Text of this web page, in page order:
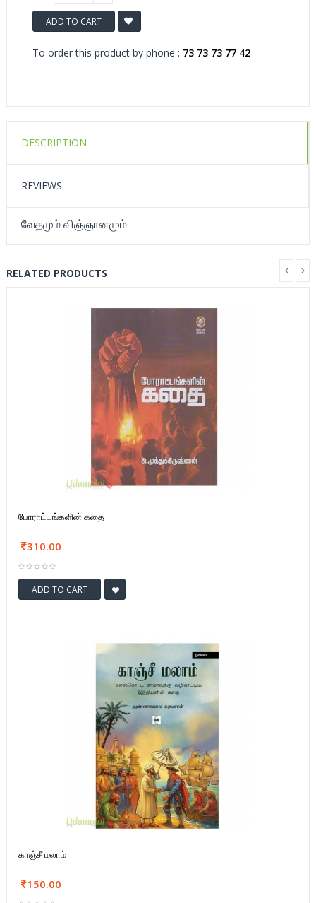
ADD TO CART
To order this product by phone : 73 73 73 77 42
DESCRIPTION
REVIEWS
வேதமும் விஞ்ஞானமும்
RELATED PRODUCTS
போராட்டங்களின் கதை
310.00
ADD TO CART
காஞ்சீ மலாம்
150.00